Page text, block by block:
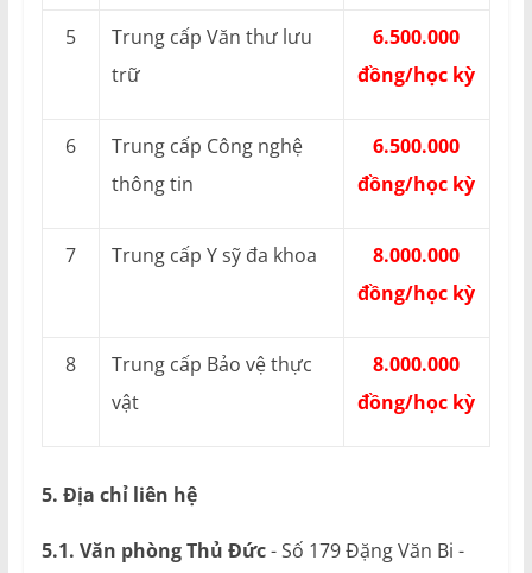
5
Trung cấp Văn thư lưu
trữ
6.500.000
đồng/học kỳ
6
Trung cấp Công nghệ
thông tin
6.500.000
đồng/học kỳ
7 Trung cấp Y sỹ đa khoa
8.000.000
đồng/học kỳ
8
Trung cấp Bảo vệ thực
vật
8.000.000
đồng/học kỳ
5. Địa chỉ liên hệ
5.1. Văn phòng Thủ Đức- Số 179 Đặng Văn Bi -